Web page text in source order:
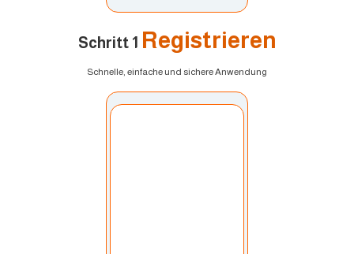
Schritt 1 Registrieren
Schnelle, einfache und sichere Anwendung